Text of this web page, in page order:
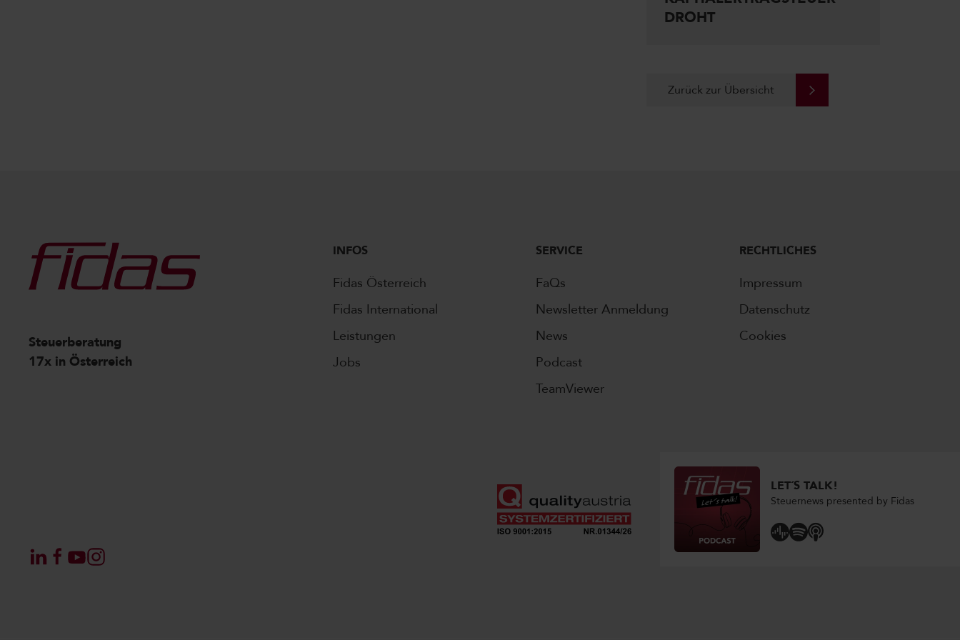
DROHT
Zurück zur Übersicht
Steuerberatung
17x in Österreich
INFOS
Fidas Österreich
Fidas International
Leistungen
Jobs
SERVICE
FaQs
Newsletter Anmeldung
News
Podcast
TeamViewer
RECHTLICHES
Impressum
Datenschutz
Cookies
LET´S TALK!
Steuernews presented by Fidas